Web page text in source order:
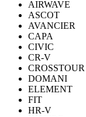
AIRWAVE
ASCOT
AVANCIER
CAPA
CIVIC
CR-V
CROSSTOUR
DOMANI
ELEMENT
FIT
HR-V